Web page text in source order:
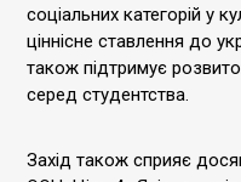
соціальних категорій у
ціннісне ставлення до
також підтримує
серед студентства.
Захід також сприяє